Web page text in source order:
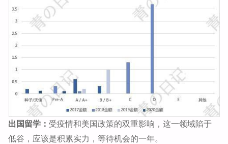
出国留学： 受疫情和美国政策的双重影响，这一领域陷于
低谷，应该是积累实力，等待机会的一年。